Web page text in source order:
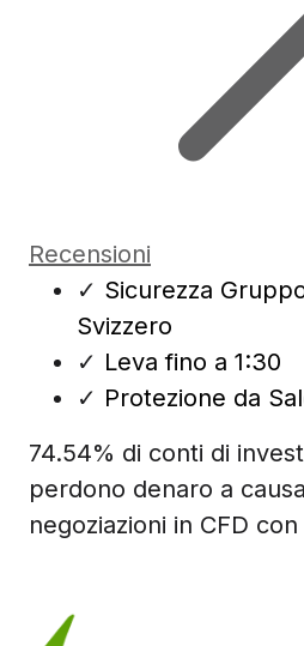
Recensioni
✓ Sicurezza
Svizzero
✓ Leva fino a 1:30
✓ Protezione da
74.54% di conti di
perdono denaro a
negoziazioni in CFD